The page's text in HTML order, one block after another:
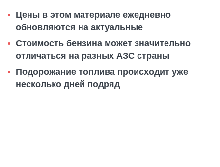
Цены в этом материале ежедневно
обновляются на актуальные
Стоимость бензина может значительно
отличаться на разных АЗС страны
Подорожание топлива происходит уже
несколько дней подряд